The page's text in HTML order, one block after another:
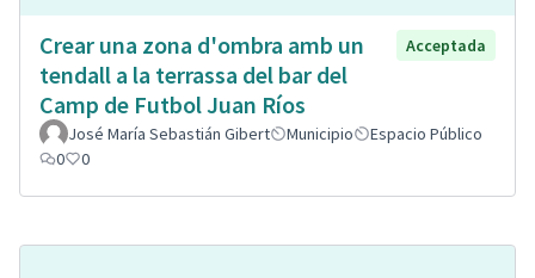
Crear una zona d'ombra amb un
tendall a la terrassa del bar del
Camp de Futbol Juan Ríos
Acceptada
José María Sebastián Gibert Municipio
Espacio Público
0
0